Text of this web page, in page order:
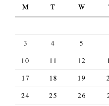
M
T W
3
4 5
10
11 12
17
18 19
24
25 26